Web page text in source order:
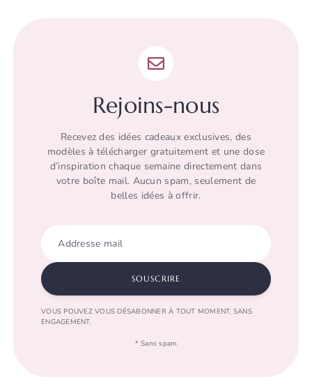
Rejoins-nous
Recevez des idées cadeaux exclusives, des
modèles à télécharger gratuitement et une dose
d’inspiration chaque semaine directement dans
votre boîte mail. Aucun spam, seulement de
belles idées à offrir.
Addresse mail
SOUSCRIRE
VOUS POUVEZ VOUS DÉSABONNER À TOUT MOMENT, SANS
ENGAGEMENT.
* Sans spam